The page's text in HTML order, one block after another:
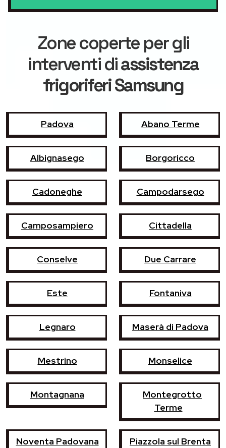
Zone coperte per gli
interventi diassistenza
frigoriferi Samsung
Padova Abano Terme
Albignasego Borgoricco
Cadoneghe Campodarsego
Camposampiero Cittadella
Conselve Due Carrare
Este Fontaniva
Legnaro Maserà di Padova
Mestrino Monselice
Montagnana
Montegrotto
Terme
Noventa Padovana Piazzola sul Brenta